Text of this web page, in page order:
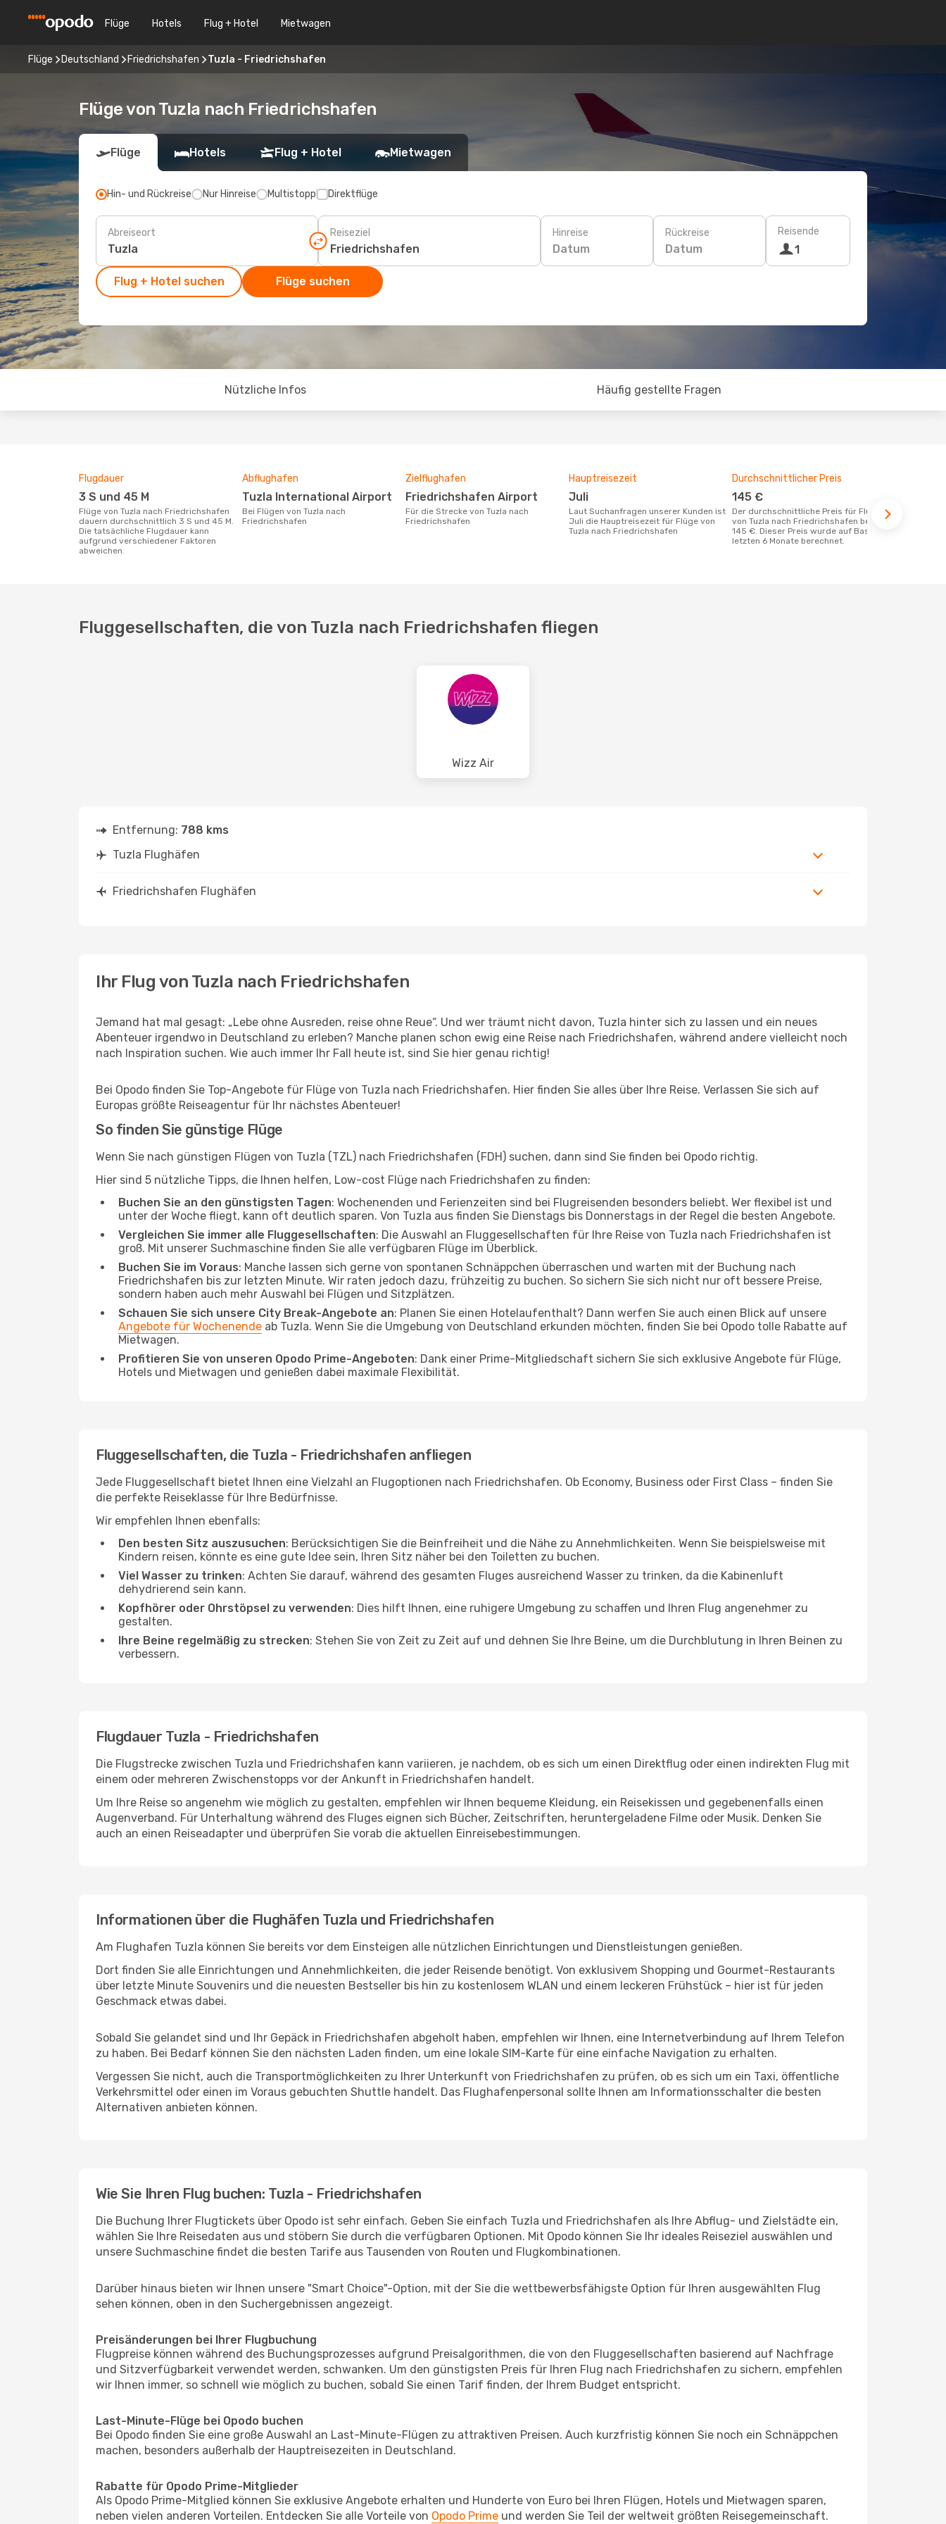
Flüge Hotels Flug + Hotel Mietwagen
Flüge Deutschland Friedrichshafen Tuzla - Friedrichshafen
Flüge von Tuzla nach Friedrichshafen
Flüge Hotels Flug + Hotel Mietwagen
Hin- und Rückreise Nur Hinreise Multistopp Direktflüge
Abreiseort Reiseziel Hinreise
Datum
Rückreise
Datum
Reisende
1
Flug + Hotel suchen Flüge suchen
Nützliche Infos Häufig gestellte Fragen
Flugdauer
3 S und 45 M
Flüge von Tuzla nach Friedrichshafen
dauern durchschnittlich 3 S und 45 M.
Die tatsächliche Flugdauer kann
aufgrund verschiedener Faktoren
abweichen.
Abflughafen
Tuzla International Airport
Bei Flügen von Tuzla nach
Friedrichshafen
Zielflughafen
Friedrichshafen Airport
Für die Strecke von Tuzla nach
Friedrichshafen
Hauptreisezeit
Juli
Laut Suchanfragen unserer Kunden ist
Juli die Hauptreisezeit für Flüge von
Tuzla nach Friedrichshafen
Durchschnittlicher Preis
145 €
Der durchschnittliche Preis für Flüge
von Tuzla nach Friedrichshafen beträgt
145 €. Dieser Preis wurde auf Basis der
letzten 6 Monate berechnet.
Fluggesellschaften, die von Tuzla nach Friedrichshafen fliegen
Wizz Air
Entfernung: 788 kms
Tuzla Flughäfen
Friedrichshafen Flughäfen
Ihr Flug von Tuzla nach Friedrichshafen
Jemand hat mal gesagt: „Lebe ohne Ausreden, reise ohne Reue“. Und wer träumt nicht davon, Tuzla hinter sich zu lassen und ein neues
Abenteuer irgendwo in Deutschland zu erleben? Manche planen schon ewig eine Reise nach Friedrichshafen, während andere vielleicht noch
nach Inspiration suchen. Wie auch immer Ihr Fall heute ist, sind Sie hier genau richtig!
Bei Opodo finden Sie Top-Angebote für Flüge von Tuzla nach Friedrichshafen. Hier finden Sie alles über Ihre Reise. Verlassen Sie sich auf
Europas größte Reiseagentur für Ihr nächstes Abenteuer!
So finden Sie günstige Flüge
Wenn Sie nach günstigen Flügen von Tuzla (TZL) nach Friedrichshafen (FDH) suchen, dann sind Sie finden bei Opodo richtig.
Hier sind 5 nützliche Tipps, die Ihnen helfen, Low-cost Flüge nach Friedrichshafen zu finden:
Buchen Sie an den günstigsten Tagen: Wochenenden und Ferienzeiten sind bei Flugreisenden besonders beliebt. Wer flexibel ist und
unter der Woche fliegt, kann oft deutlich sparen. Von Tuzla aus finden Sie Dienstags bis Donnerstags in der Regel die besten Angebote.
Vergleichen Sie immer alle Fluggesellschaften: Die Auswahl an Fluggesellschaften für Ihre Reise von Tuzla nach Friedrichshafen ist
groß. Mit unserer Suchmaschine finden Sie alle verfügbaren Flüge im Überblick.
Buchen Sie im Voraus: Manche lassen sich gerne von spontanen Schnäppchen überraschen und warten mit der Buchung nach
Friedrichshafen bis zur letzten Minute. Wir raten jedoch dazu, frühzeitig zu buchen. So sichern Sie sich nicht nur oft bessere Preise,
sondern haben auch mehr Auswahl bei Flügen und Sitzplätzen.
Schauen Sie sich unsere City Break-Angebote an: Planen Sie einen Hotelaufenthalt? Dann werfen Sie auch einen Blick auf unsere
Angebote für Wochenende ab Tuzla. Wenn Sie die Umgebung von Deutschland erkunden möchten, finden Sie bei Opodo tolle Rabatte auf
Mietwagen.
Profitieren Sie von unseren Opodo Prime-Angeboten: Dank einer Prime-Mitgliedschaft sichern Sie sich exklusive Angebote für Flüge,
Hotels und Mietwagen und genießen dabei maximale Flexibilität.
Fluggesellschaften, die Tuzla - Friedrichshafen anfliegen
Jede Fluggesellschaft bietet Ihnen eine Vielzahl an Flugoptionen nach Friedrichshafen. Ob Economy, Business oder First Class – finden Sie
die perfekte Reiseklasse für Ihre Bedürfnisse.
Wir empfehlen Ihnen ebenfalls:
Den besten Sitz auszusuchen: Berücksichtigen Sie die Beinfreiheit und die Nähe zu Annehmlichkeiten. Wenn Sie beispielsweise mit
Kindern reisen, könnte es eine gute Idee sein, Ihren Sitz näher bei den Toiletten zu buchen.
Viel Wasser zu trinken: Achten Sie darauf, während des gesamten Fluges ausreichend Wasser zu trinken, da die Kabinenluft
dehydrierend sein kann.
Kopfhörer oder Ohrstöpsel zu verwenden: Dies hilft Ihnen, eine ruhigere Umgebung zu schaffen und Ihren Flug angenehmer zu
gestalten.
Ihre Beine regelmäßig zu strecken: Stehen Sie von Zeit zu Zeit auf und dehnen Sie Ihre Beine, um die Durchblutung in Ihren Beinen zu
verbessern.
Flugdauer Tuzla - Friedrichshafen
Die Flugstrecke zwischen Tuzla und Friedrichshafen kann variieren, je nachdem, ob es sich um einen Direktflug oder einen indirekten Flug mit
einem oder mehreren Zwischenstopps vor der Ankunft in Friedrichshafen handelt.
Um Ihre Reise so angenehm wie möglich zu gestalten, empfehlen wir Ihnen bequeme Kleidung, ein Reisekissen und gegebenenfalls einen
Augenverband. Für Unterhaltung während des Fluges eignen sich Bücher, Zeitschriften, heruntergeladene Filme oder Musik. Denken Sie
auch an einen Reiseadapter und überprüfen Sie vorab die aktuellen Einreisebestimmungen.
Informationen über die Flughäfen Tuzla und Friedrichshafen
Am Flughafen Tuzla können Sie bereits vor dem Einsteigen alle nützlichen Einrichtungen und Dienstleistungen genießen.
Dort finden Sie alle Einrichtungen und Annehmlichkeiten, die jeder Reisende benötigt. Von exklusivem Shopping und Gourmet-Restaurants
über letzte Minute Souvenirs und die neuesten Bestseller bis hin zu kostenlosem WLAN und einem leckeren Frühstück – hier ist für jeden
Geschmack etwas dabei.
Sobald Sie gelandet sind und Ihr Gepäck in Friedrichshafen abgeholt haben, empfehlen wir Ihnen, eine Internetverbindung auf Ihrem Telefon
zu haben. Bei Bedarf können Sie den nächsten Laden finden, um eine lokale SIM-Karte für eine einfache Navigation zu erhalten.
Vergessen Sie nicht, auch die Transportmöglichkeiten zu Ihrer Unterkunft von Friedrichshafen zu prüfen, ob es sich um ein Taxi, öffentliche
Verkehrsmittel oder einen im Voraus gebuchten Shuttle handelt. Das Flughafenpersonal sollte Ihnen am Informationsschalter die besten
Alternativen anbieten können.
Wie Sie Ihren Flug buchen: Tuzla - Friedrichshafen
Die Buchung Ihrer Flugtickets über Opodo ist sehr einfach. Geben Sie einfach Tuzla und Friedrichshafen als Ihre Abflug- und Zielstädte ein,
wählen Sie Ihre Reisedaten aus und stöbern Sie durch die verfügbaren Optionen. Mit Opodo können Sie Ihr ideales Reiseziel auswählen und
unsere Suchmaschine findet die besten Tarife aus Tausenden von Routen und Flugkombinationen.
Darüber hinaus bieten wir Ihnen unsere "Smart Choice"-Option, mit der Sie die wettbewerbsfähigste Option für Ihren ausgewählten Flug
sehen können, oben in den Suchergebnissen angezeigt.
Preisänderungen bei Ihrer Flugbuchung
Flugpreise können während des Buchungsprozesses aufgrund Preisalgorithmen, die von den Fluggesellschaften basierend auf Nachfrage
und Sitzverfügbarkeit verwendet werden, schwanken. Um den günstigsten Preis für Ihren Flug nach Friedrichshafen zu sichern, empfehlen
wir Ihnen immer, so schnell wie möglich zu buchen, sobald Sie einen Tarif finden, der Ihrem Budget entspricht.
Last-Minute-Flüge bei Opodo buchen
Bei Opodo finden Sie eine große Auswahl an Last-Minute-Flügen zu attraktiven Preisen. Auch kurzfristig können Sie noch ein Schnäppchen
machen, besonders außerhalb der Hauptreisezeiten in Deutschland.
Rabatte für Opodo Prime-Mitglieder
Als Opodo Prime-Mitglied können Sie exklusive Angebote erhalten und Hunderte von Euro bei Ihren Flügen, Hotels und Mietwagen sparen,
neben vielen anderen Vorteilen. Entdecken Sie alle Vorteile von Opodo Prime und werden Sie Teil der weltweit größten Reisegemeinschaft.